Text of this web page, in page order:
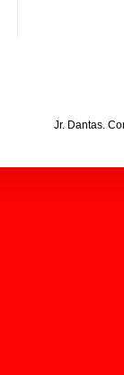
Jr. Dantas.